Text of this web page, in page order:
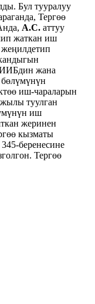
Бул тууралуу
Тергөө
А.С. аттуу
жаткан иш
жана
иш-чараларын
туулган
иш
жеринен
кызматы
беренесине
Тергөө